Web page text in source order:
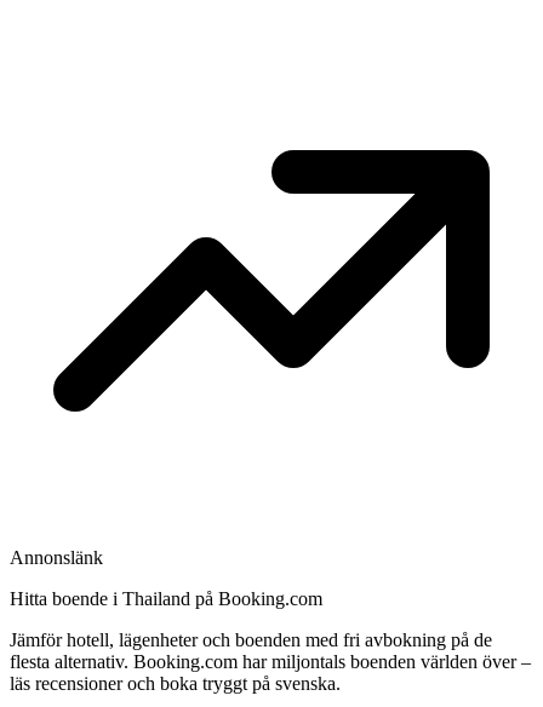
Annonslänk
Hitta boende i Thailand på Booking.com
Jämför hotell, lägenheter och boenden med fri avbokning på de
flesta alternativ. Booking.com har miljontals boenden världen över –
läs recensioner och boka tryggt på svenska.